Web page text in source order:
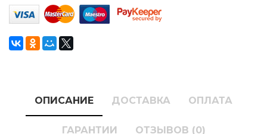
ОПИСАНИЕ ДОСТАВКА ОПЛАТА
ГАРАНТИИ ОТЗЫВОВ (0)